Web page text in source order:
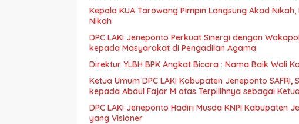
Kepala KUA Tarowang Pimpin Langsung Akad
Nikah
DPC LAKI Jeneponto Perkuat Sinergi dengan
kepada Masyarakat di Pengadilan Agama
Direktur YLBH BPK Angkat Bicara : Nama Baik Wali
Ketua Umum DPC LAKI Kabupaten Jeneponto SAFRI,
kepada Abdul Fajar M atas Terpilihnya sebagai
DPC LAKI Jeneponto Hadiri Musda KNPI Kabupaten
yang Visioner